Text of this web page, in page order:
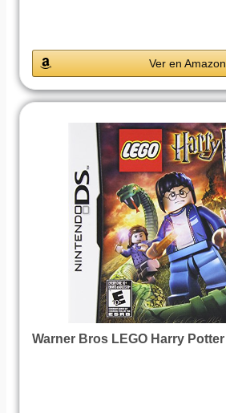
Ver en Amazon
Warner Bros LEGO Harry